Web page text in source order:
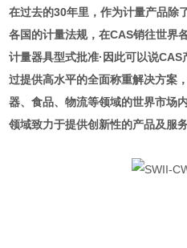
在过去的30年里，作为计量产品
各国的计量法规，在CAS销往世界
计量器具型式批准·因此可以说
过提供高水平的全面称重解决方案，在石
器、食品、物流等领域的世界
领域致力于提供创新性的产品及服务